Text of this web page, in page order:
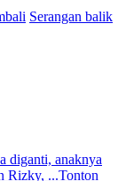
lebih